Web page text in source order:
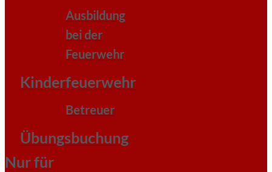
Ausbildung
bei der
Feuerwehr
Kinderfeuerwehr
Betreuer
Übungsbuchung
Nur für